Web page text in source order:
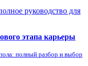
руководство для
этапа карьеры
полный разбор и выбор